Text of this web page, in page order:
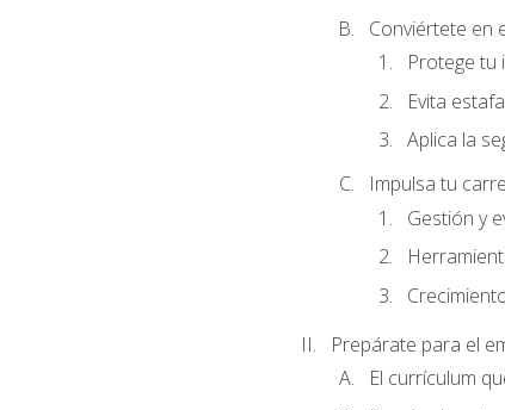
Conviértete en
Protege tu
Evita
Aplica la
Impulsa tu
Gestión y
Prepárate para el
El currículum